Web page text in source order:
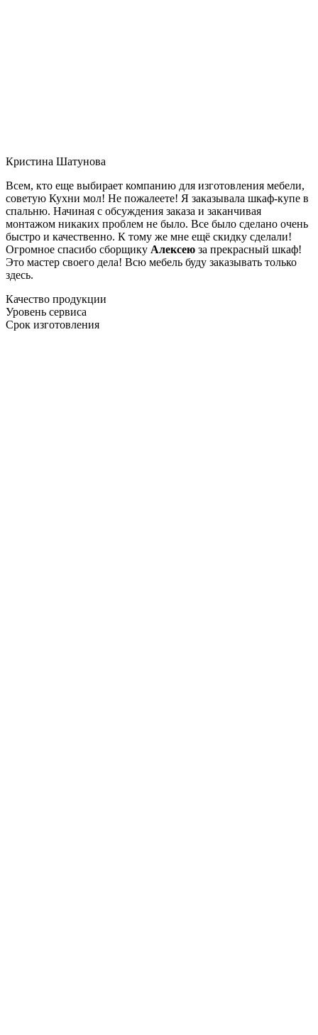
Кристина Шатунова
Всем, кто еще выбирает компанию для изготовления мебели,
советую Кухни мол! Не пожалеете! Я заказывала шкаф-купе в
спальню. Начиная с обсуждения заказа и заканчивая
монтажом никаких проблем не было. Все было сделано очень
быстро и качественно. К тому же мне ещё скидку сделали!
Огромное спасибо сборщику Алексею за прекрасный шкаф!
Это мастер своего дела! Всю мебель буду заказывать только
здесь.
Качество продукции
Уровень сервиса
Срок изготовления